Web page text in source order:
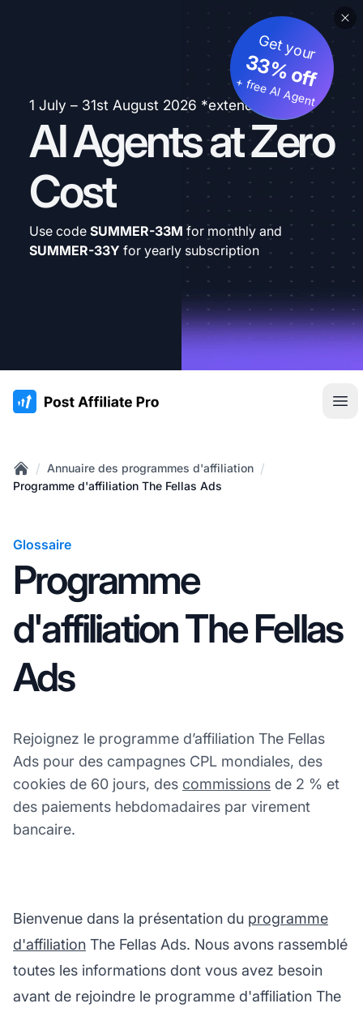
1 July – 31st August 2026 *extended
AI Agents at Zero
Cost
Get your
33% off
+ free AI Agent
Use code SUMMER-33M for monthly and
SUMMER-33Y for yearly subscription
:site.title
Home
/ Annuaire des programmes d'affiliation /
Programme d'affiliation The Fellas Ads
Glossaire
Programme
d'affiliation The Fellas
Ads
Rejoignez le programme d’affiliation The Fellas
Ads pour des campagnes CPL mondiales, des
cookies de 60 jours, des commissions de 2 % et
des paiements hebdomadaires par virement
bancaire.
Bienvenue dans la présentation du programme
d'affiliation The Fellas Ads. Nous avons rassemblé
toutes les informations dont vous avez besoin
avant de rejoindre le programme d'affiliation The